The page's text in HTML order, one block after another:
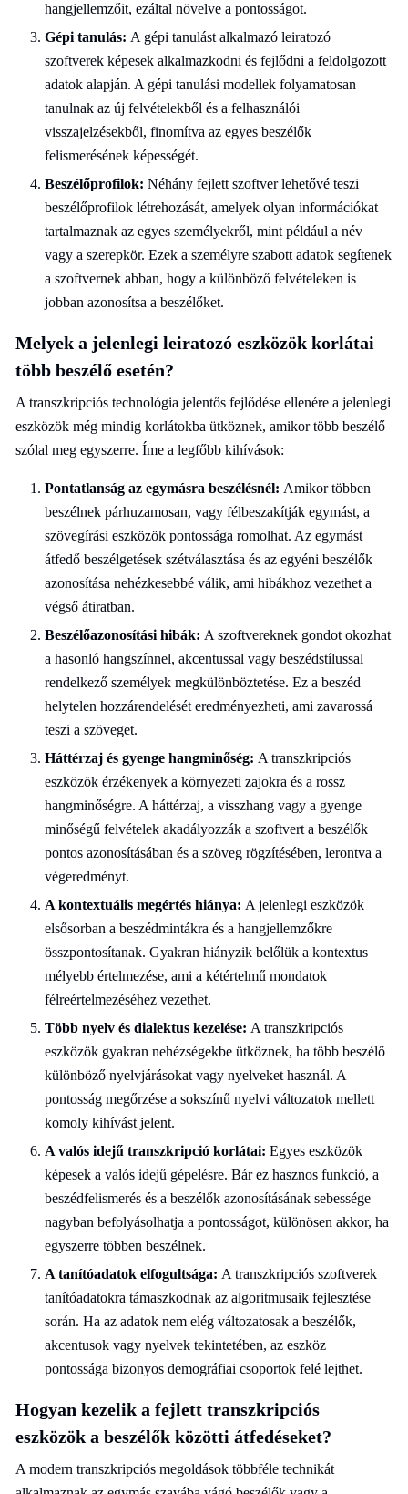
hangjellemzőit, ezáltal növelve a pontosságot.
Gépi tanulás: A gépi tanulást alkalmazó leiratozó
szoftverek képesek alkalmazkodni és fejlődni a feldolgozott
adatok alapján. A gépi tanulási modellek folyamatosan
tanulnak az új felvételekből és a felhasználói
visszajelzésekből, finomítva az egyes beszélők
felismerésének képességét.
Beszélőprofilok: Néhány fejlett szoftver lehetővé teszi
beszélőprofilok létrehozását, amelyek olyan információkat
tartalmaznak az egyes személyekről, mint például a név
vagy a szerepkör. Ezek a személyre szabott adatok segítenek
a szoftvernek abban, hogy a különböző felvételeken is
jobban azonosítsa a beszélőket.
Melyek a jelenlegi leiratozó eszközök korlátai
több beszélő esetén?
A transzkripciós technológia jelentős fejlődése ellenére a jelenlegi
eszközök még mindig korlátokba ütköznek, amikor több beszélő
szólal meg egyszerre. Íme a legfőbb kihívások:
Pontatlanság az egymásra beszélésnél: Amikor többen
beszélnek párhuzamosan, vagy félbeszakítják egymást, a
szövegírási eszközök pontossága romolhat. Az egymást
átfedő beszélgetések szétválasztása és az egyéni beszélők
azonosítása nehézkesebbé válik, ami hibákhoz vezethet a
végső átiratban.
Beszélőazonosítási hibák: A szoftvereknek gondot okozhat
a hasonló hangszínnel, akcentussal vagy beszédstílussal
rendelkező személyek megkülönböztetése. Ez a beszéd
helytelen hozzárendelését eredményezheti, ami zavarossá
teszi a szöveget.
Háttérzaj és gyenge hangminőség: A transzkripciós
eszközök érzékenyek a környezeti zajokra és a rossz
hangminőségre. A háttérzaj, a visszhang vagy a gyenge
minőségű felvételek akadályozzák a szoftvert a beszélők
pontos azonosításában és a szöveg rögzítésében, lerontva a
végeredményt.
A kontextuális megértés hiánya: A jelenlegi eszközök
elsősorban a beszédmintákra és a hangjellemzőkre
összpontosítanak. Gyakran hiányzik belőlük a kontextus
mélyebb értelmezése, ami a kétértelmű mondatok
félreértelmezéséhez vezethet.
Több nyelv és dialektus kezelése: A transzkripciós
eszközök gyakran nehézségekbe ütköznek, ha több beszélő
különböző nyelvjárásokat vagy nyelveket használ. A
pontosság megőrzése a sokszínű nyelvi változatok mellett
komoly kihívást jelent.
A valós idejű transzkripció korlátai: Egyes eszközök
képesek a valós idejű gépelésre. Bár ez hasznos funkció, a
beszédfelismerés és a beszélők azonosításának sebessége
nagyban befolyásolhatja a pontosságot, különösen akkor, ha
egyszerre többen beszélnek.
A tanítóadatok elfogultsága: A transzkripciós szoftverek
tanítóadatokra támaszkodnak az algoritmusaik fejlesztése
során. Ha az adatok nem elég változatosak a beszélők,
akcentusok vagy nyelvek tekintetében, az eszköz
pontossága bizonyos demográfiai csoportok felé lejthet.
Hogyan kezelik a fejlett transzkripciós
eszközök a beszélők közötti átfedéseket?
A modern transzkripciós megoldások többféle technikát